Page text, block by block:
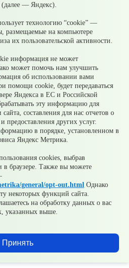
через интернет)
по факту коррупц.
— Яндекс).
технологию “cookie” —
размещаемые на компьютере
их пользовательской активности.
информация не может
может помочь нам улучшить
об использовании вами
помощи cookie, будет передаваться
Яндекса в ЕС и Российской
эту информацию для
составления для нас отчетов о
предоставления других услуг.
в порядке, установленном в
Яндекс Метрика.
cookies, выбрав
в браузере. Также вы можете
general/opt-out.html Однако
некоторых функций сайта.
на обработку данных о вас
указанных выше.
Принять
Муниципального округа
области
хранение и направление моих